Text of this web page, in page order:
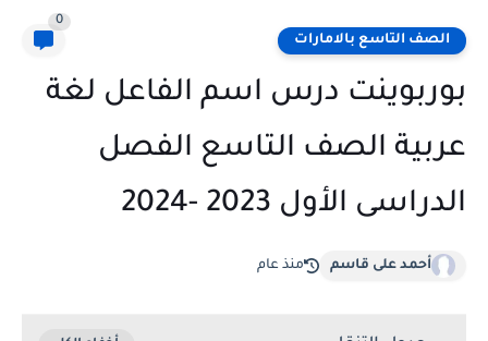
التاسع بالامارات
درس اسم الفاعل لغة
الصف التاسع الفصل
الأول 2023 -2024
أحمد على قاسم منذ عام